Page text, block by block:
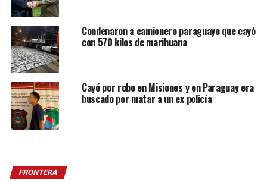
Condenaron a camionero paraguayo que cayó
con 570 kilos de marihuana
Cayó por robo en Misiones y en Paraguay era
buscado por matar a un ex policía
FRONTERA